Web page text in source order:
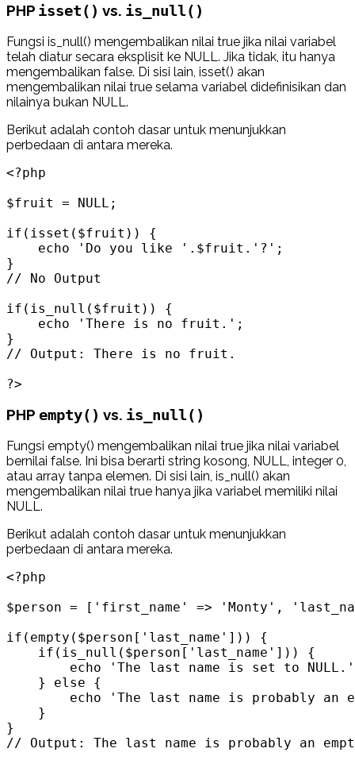
PHP isset() vs. is_null()
Fungsi is_null() mengembalikan nilai true jika nilai variabel
telah diatur secara eksplisit ke NULL. Jika tidak, itu hanya
mengembalikan false. Di sisi lain, isset() akan
mengembalikan nilai true selama variabel didefinisikan dan
nilainya bukan NULL.
Berikut adalah contoh dasar untuk menunjukkan
perbedaan di antara mereka.
<?php
$fruit = NULL;
if(isset($fruit)) {
    echo 'Do you like '.$fruit.'?';
}
// No Output
if(is_null($fruit)) {
    echo 'There is no fruit.';
}
// Output: There is no fruit.
?>
PHP empty() vs. is_null()
Fungsi empty() mengembalikan nilai true jika nilai variabel
bernilai false. Ini bisa berarti string kosong, NULL, integer 0,
atau array tanpa elemen. Di sisi lain, is_null() akan
mengembalikan nilai true hanya jika variabel memiliki nilai
NULL.
Berikut adalah contoh dasar untuk menunjukkan
perbedaan di antara mereka.
<?php
$person = ['first_name' => 'Monty',
if(empty($person['last_name'])) {
    if(is_null($person['last_name'])) {
echo 'The last name is set to
    } else {
echo 'The last name is probably an
    }
}
// Output: The last name is probably an